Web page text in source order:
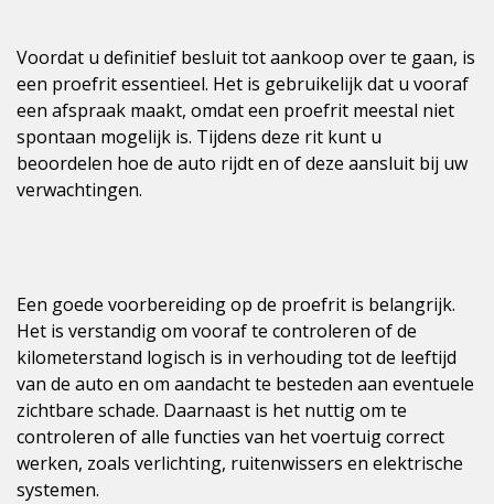
Voordat u definitief besluit tot aankoop over te gaan, is
een proefrit essentieel. Het is gebruikelijk dat u vooraf
een afspraak maakt, omdat een proefrit meestal niet
spontaan mogelijk is. Tijdens deze rit kunt u
beoordelen hoe de auto rijdt en of deze aansluit bij uw
verwachtingen.
Een goede voorbereiding op de proefrit is belangrijk.
Het is verstandig om vooraf te controleren of de
kilometerstand logisch is in verhouding tot de leeftijd
van de auto en om aandacht te besteden aan eventuele
zichtbare schade. Daarnaast is het nuttig om te
controleren of alle functies van het voertuig correct
werken, zoals verlichting, ruitenwissers en elektrische
systemen.